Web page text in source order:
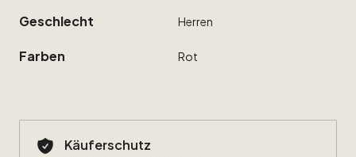
Geschlecht Herren
Farben Rot
Käuferschutz